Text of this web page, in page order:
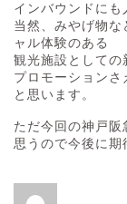
インバウンドにも
当然、みやげ物
ャル体験のある
観光施設としての
プロモーション
と思います。
ただ今回の神戸阪
思うので今後に期